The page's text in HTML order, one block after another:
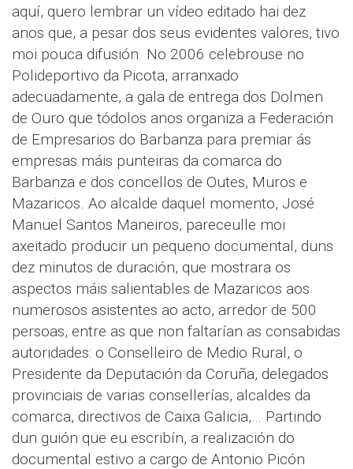
aquí, quero lembrar un vídeo editado hai dez
anos que, a pesar dos seus evidentes valores, tivo
moi pouca difusión. No 2006 celebrouse no
Polideportivo da Picota, arranxado
adecuadamente, a gala de entrega dos Dolmen
de Ouro que tódolos anos organiza a Federación
de Empresarios do Barbanza para premiar ás
empresas máis punteiras da comarca do
Barbanza e dos concellos de Outes, Muros e
Mazaricos. Ao alcalde daquel momento, José
Manuel Santos Maneiros, pareceulle moi
axeitado producir un pequeno documental, duns
dez minutos de duración, que mostrara os
aspectos máis salientables de Mazaricos aos
numerosos asistentes ao acto, arredor de 500
persoas, entre as que non faltarían as consabidas
autoridades: o Conselleiro de Medio Rural, o
Presidente da Deputación da Coruña, delegados
provinciais de varias consellerías, alcaldes da
comarca, directivos de Caixa Galicia,… Partindo
dun guión que eu escribín, a realización do
documental estivo a cargo de Antonio Picón